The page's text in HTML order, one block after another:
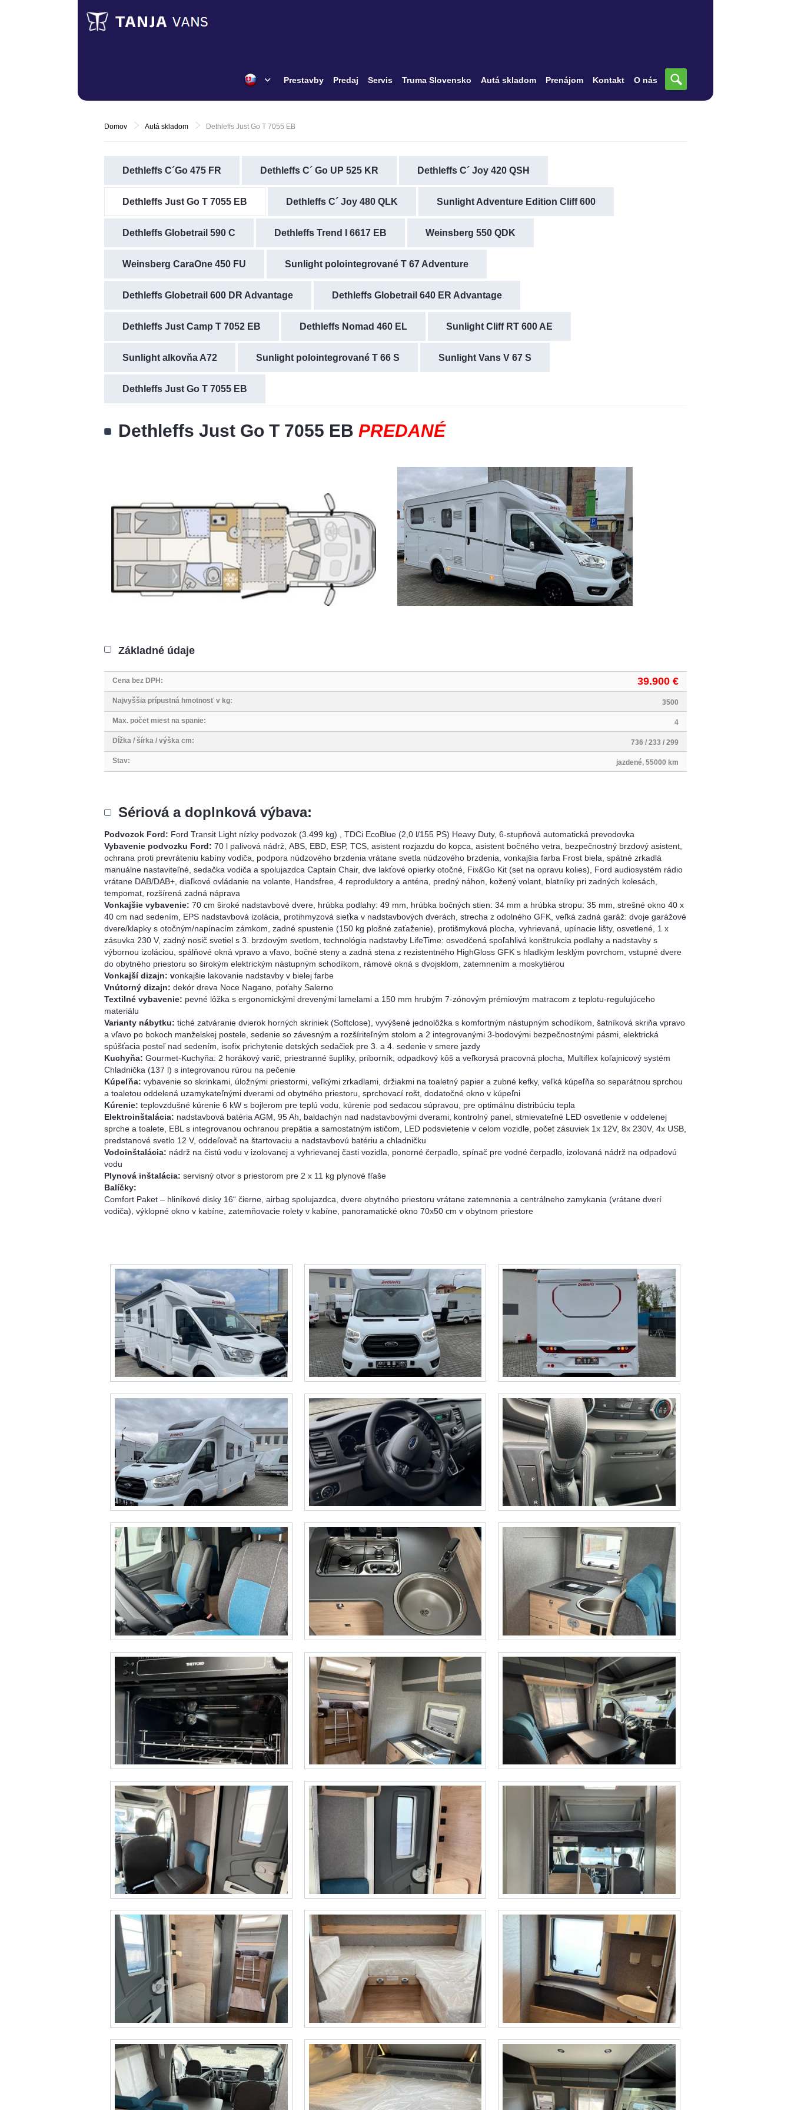
Prestavby Predaj Servis Truma Slovensko Autá skladom Prenájom Kontakt O nás
Domov Autá skladom Dethleffs Just Go T 7055 EB
Dethleffs C´Go 475 FR Dethleffs C´ Go UP 525 KR Dethleffs C´ Joy 420 QSH
Dethleffs Just Go T 7055 EB Dethleffs C´ Joy 480 QLK Sunlight Adventure Edition Cliff 600
Dethleffs Globetrail 590 C Dethleffs Trend I 6617 EB Weinsberg 550 QDK
Weinsberg CaraOne 450 FU Sunlight polointegrované T 67 Adventure
Dethleffs Globetrail 600 DR Advantage Dethleffs Globetrail 640 ER Advantage
Dethleffs Just Camp T 7052 EB Dethleffs Nomad 460 EL Sunlight Cliff RT 600 AE
Sunlight alkovňa A72 Sunlight polointegrované T 66 S Sunlight Vans V 67 S
Dethleffs Just Go T 7055 EB
Dethleffs Just Go T 7055 EB PREDANÉ
Základné údaje
Cena bez DPH: 39.900 €
Najvyššia prípustná hmotnosť v kg: 3500
Max. počet miest na spanie: 4
Dĺžka / šírka / výška cm: 736 / 233 / 299
Stav: jazdené, 55000 km
Sériová a doplnková výbava:
Podvozok Ford: Ford Transit Light nízky podvozok (3.499 kg) , TDCi EcoBlue (2,0 l/155 PS) Heavy Duty, 6-stupňová automatická prevodovka
Vybavenie podvozku Ford: 70 l palivová nádrž, ABS, EBD, ESP, TCS, asistent rozjazdu do kopca, asistent bočného vetra, bezpečnostný brzdový asistent,
ochrana proti prevráteniu kabíny vodiča, podpora núdzového brzdenia vrátane svetla núdzového brzdenia, vonkajšia farba Frost biela, spätné zrkadlá
manuálne nastaviteľné, sedačka vodiča a spolujazdca Captain Chair, dve lakťové opierky otočné, Fix&Go Kit (set na opravu kolies), Ford audiosystém rádio
vrátane DAB/DAB+, diaľkové ovládanie na volante, Handsfree, 4 reproduktory a anténa, predný náhon, kožený volant, blatníky pri zadných kolesách,
tempomat, rozšírená zadná náprava
Vonkajšie vybavenie: 70 cm široké nadstavbové dvere, hrúbka podlahy: 49 mm, hrúbka bočných stien: 34 mm a hrúbka stropu: 35 mm, strešné okno 40 x
40 cm nad sedením, EPS nadstavbová izolácia, protihmyzová sieťka v nadstavbových dverách, strecha z odolného GFK, veľká zadná garáž: dvoje garážové
dvere/klapky s otočným/napínacím zámkom, zadné spustenie (150 kg plošné zaťaženie), protišmyková plocha, vyhrievaná, upínacie lišty, osvetlené, 1 x
zásuvka 230 V, zadný nosič svetiel s 3. brzdovým svetlom, technológia nadstavby LifeTime: osvedčená spoľahlivá konštrukcia podlahy a nadstavby s
výbornou izoláciou, spálňové okná vpravo a vľavo, bočné steny a zadná stena z rezistentného HighGloss GFK s hladkým lesklým povrchom, vstupné dvere
do obytného priestoru so širokým elektrickým nástupným schodíkom, rámové okná s dvojsklom, zatemnením a moskytiérou
Vonkajší dizajn: vonkajšie lakovanie nadstavby v bielej farbe
Vnútorný dizajn: dekór dreva Noce Nagano, poťahy Salerno
Textilné vybavenie: pevné lôžka s ergonomickými drevenými lamelami a 150 mm hrubým 7-zónovým prémiovým matracom z teplotu-regulujúceho
materiálu
Varianty nábytku: tiché zatváranie dvierok horných skriniek (Softclose), vyvýšené jednolôžka s komfortným nástupným schodíkom, šatníková skriňa vpravo
a vľavo po bokoch manželskej postele, sedenie so závesným a rozšíriteľným stolom a 2 integrovanými 3-bodovými bezpečnostnými pásmi, elektrická
spúšťacia posteľ nad sedením, isofix prichytenie detských sedačiek pre 3. a 4. sedenie v smere jazdy
Kuchyňa: Gourmet-Kuchyňa: 2 horákový varič, priestranné šuplíky, príborník, odpadkový kôš a veľkorysá pracovná plocha, Multiflex koľajnicový systém
Chladnička (137 l) s integrovanou rúrou na pečenie
Kúpeľňa: vybavenie so skrinkami, úložnými priestormi, veľkými zrkadlami, držiakmi na toaletný papier a zubné kefky, veľká kúpeľňa so separátnou sprchou
a toaletou oddelená uzamykateľnými dverami od obytného priestoru, sprchovací rošt, dodatočné okno v kúpeľni
Kúrenie: teplovzdušné kúrenie 6 kW s bojlerom pre teplú vodu, kúrenie pod sedacou súpravou, pre optimálnu distribúciu tepla
Elektroinštalácia: nadstavbová batéria AGM, 95 Ah, baldachýn nad nadstavbovými dverami, kontrolný panel, stmievateľné LED osvetlenie v oddelenej
sprche a toalete, EBL s integrovanou ochranou prepätia a samostatným ističom, LED podsvietenie v celom vozidle, počet zásuviek 1x 12V, 8x 230V, 4x USB,
predstanové svetlo 12 V, oddeľovač na štartovaciu a nadstavbovú batériu a chladničku
Vodoinštalácia: nádrž na čistú vodu v izolovanej a vyhrievanej časti vozidla, ponorné čerpadlo, spínač pre vodné čerpadlo, izolovaná nádrž na odpadovú
vodu
Plynová inštalácia: servisný otvor s priestorom pre 2 x 11 kg plynové fľaše
Balíčky:
Comfort Paket – hliníkové disky 16“ čierne, airbag spolujazdca, dvere obytného priestoru vrátane zatemnenia a centrálneho zamykania (vrátane dverí
vodiča), výklopné okno v kabíne, zatemňovacie rolety v kabíne, panoramatické okno 70x50 cm v obytnom priestore